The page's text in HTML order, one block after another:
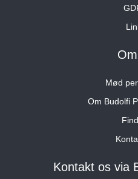
Mød
Om Budolfi
Kontakt os via